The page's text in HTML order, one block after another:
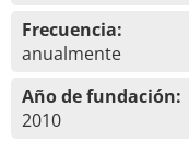
Frecuencia:
anualmente
Año de fundación:
2010